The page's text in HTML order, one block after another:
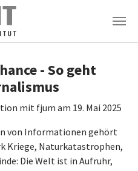
- So geht
mit fjum am 19. Mai 2025
von Informationen gehört
Kriege, Naturkatastrophen,
Die Welt ist in Aufruhr,